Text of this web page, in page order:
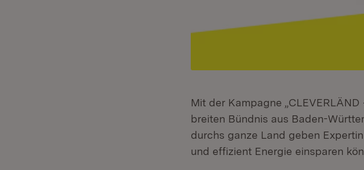
Mit der Kampagne
breiten Bündnis aus Baden-
durchs ganze Land geben
und effizient Energie einsparen